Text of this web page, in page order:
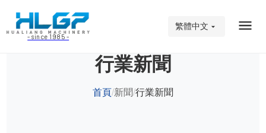
- since 1985 -
繁體中文
行業新聞
首頁/新聞/行業新聞